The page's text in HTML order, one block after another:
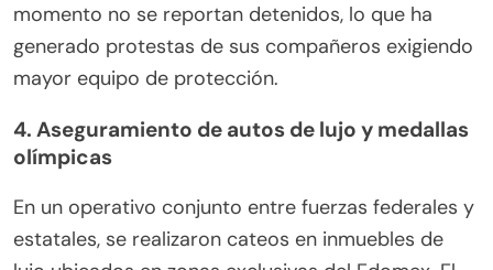
momento no se reportan detenidos, lo que ha
generado protestas de sus compañeros exigiendo
mayor equipo de protección.
4. Aseguramiento de autos de lujo y medallas
olímpicas
En un operativo conjunto entre fuerzas federales y
estatales, se realizaron cateos en inmuebles de